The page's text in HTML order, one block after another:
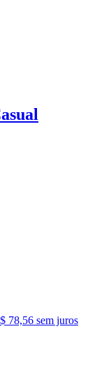
78,56 sem juros